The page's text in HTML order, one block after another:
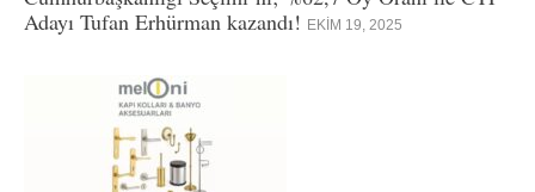
Adayı Tufan Erhürman kazandı! EKIM 19, 2025